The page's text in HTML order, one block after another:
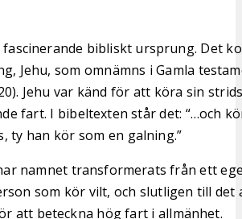
bibliskt ursprung. Det
Jehu, som omnämns i Gamla
Jehu var känd för att köra sin
fart. I bibeltexten står det: “…och
ty han kör som en galning.”
namnet transformerats från ett
som kör vilt, och slutligen till det
att beteckna hög fart i allmänhet.